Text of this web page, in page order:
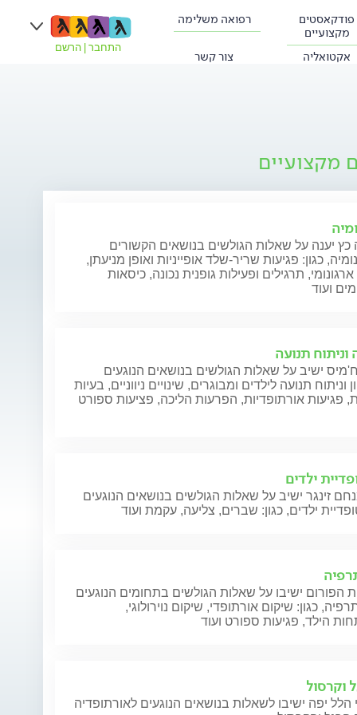
פודקאסטים
מקצועיים
רפואה משלימה
אקטואליה צור קשר
התחבר הרשם
מקצועיים
כץ יענה על שאלות הגולשים בנושאים הקשורים
כגון: פגיעות שריר-שלד אופייניות ואופן מניעתן,
תרגילים ופעילות גופנית נכונה, כיסאות
ועוד
וניתוח תנועה
ישיב על שאלות הגולשים בנושאים הנוגעים
וניתוח תנועה לילדים ומבוגרים, שינויים ניווניים, בעיות
פגיעות אורתופדיות, הפרעות הליכה, פציעות ספורט
ילדים
זינגר ישיב על שאלות הגולשים בנושאים הנוגעים
ילדים, כגון: שברים, צליעה, עקמת ועוד
הפורום ישיבו על שאלות הגולשים בתחומים הנוגעים
כגון: שיקום אורתופדי, שיקום נוירולוגי,
הילד, פגיעות ספורט ועוד
וקרסול
הלל יפה ישיבו לשאלות בנושאים הנוגעים לאורתופדיה